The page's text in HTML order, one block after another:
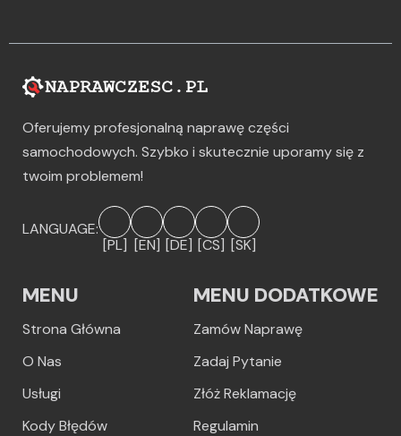
Oferujemy profesjonalną naprawę części
samochodowych. Szybko i skutecznie uporamy się z
twoim problemem!
LANGUAGE:
[PL] [EN] [DE] [CS] [SK]
MENU
Strona Główna
O Nas
Usługi
Kody Błędów
MENU DODATKOWE
Zamów Naprawę
Zadaj Pytanie
Złóż Reklamację
Regulamin